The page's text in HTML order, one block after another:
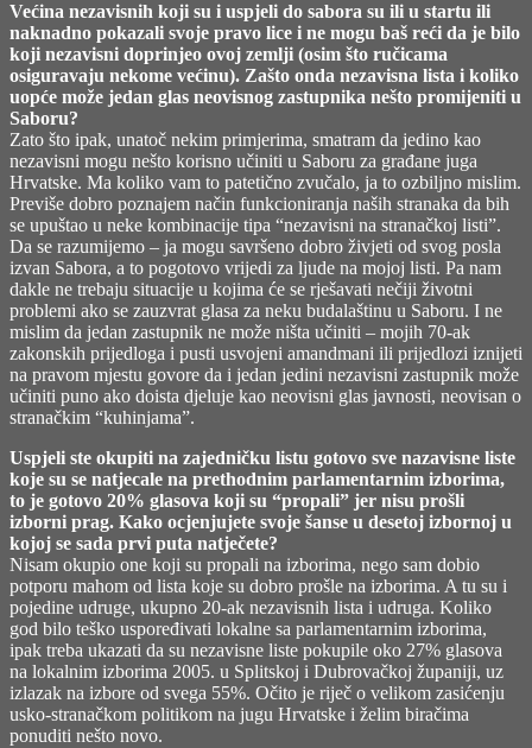
Većina nezavisnih koji su i uspjeli do sabora su ili u startu ili
naknadno pokazali svoje pravo lice i ne mogu baš reći da je bilo
koji nezavisni doprinjeo ovoj zemlji (osim što ručicama
osiguravaju nekome većinu). Zašto onda nezavisna lista i koliko
uopće može jedan glas neovisnog zastupnika nešto promijeniti u
Saboru?
Zato što ipak, unatoč nekim primjerima, smatram da jedino kao
nezavisni mogu nešto korisno učiniti u Saboru za građane juga
Hrvatske. Ma koliko vam to patetično zvučalo, ja to ozbiljno mislim.
Previše dobro poznajem način funkcioniranja naših stranaka da bih
se upuštao u neke kombinacije tipa “nezavisni na stranačkoj listi”.
Da se razumijemo – ja mogu savršeno dobro živjeti od svog posla
izvan Sabora, a to pogotovo vrijedi za ljude na mojoj listi. Pa nam
dakle ne trebaju situacije u kojima će se rješavati nečiji životni
problemi ako se zauzvrat glasa za neku budalaštinu u Saboru. I ne
mislim da jedan zastupnik ne može ništa učiniti – mojih 70-ak
zakonskih prijedloga i pusti usvojeni amandmani ili prijedlozi iznijeti
na pravom mjestu govore da i jedan jedini nezavisni zastupnik može
učiniti puno ako doista djeluje kao neovisni glas javnosti, neovisan o
stranačkim “kuhinjama”.
Uspjeli ste okupiti na zajedničku listu gotovo sve nazavisne liste
koje su se natjecale na prethodnim parlamentarnim izborima,
to je gotovo 20% glasova koji su “propali” jer nisu prošli
izborni prag. Kako ocjenjujete svoje šanse u desetoj izbornoj u
kojoj se sada prvi puta natječete?
Nisam okupio one koji su propali na izborima, nego sam dobio
potporu mahom od lista koje su dobro prošle na izborima. A tu su i
pojedine udruge, ukupno 20-ak nezavisnih lista i udruga. Koliko
god bilo teško uspoređivati lokalne sa parlamentarnim izborima,
ipak treba ukazati da su nezavisne liste pokupile oko 27% glasova
na lokalnim izborima 2005. u Splitskoj i Dubrovačkoj županiji, uz
izlazak na izbore od svega 55%. Očito je riječ o velikom zasićenju
usko-stranačkom politikom na jugu Hrvatske i želim biračima
ponuditi nešto novo.